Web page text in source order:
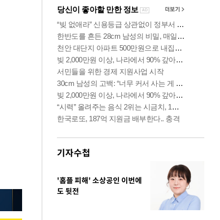
기자수첩
'홈플 피해' 소상공인 이번에
도 뒷전